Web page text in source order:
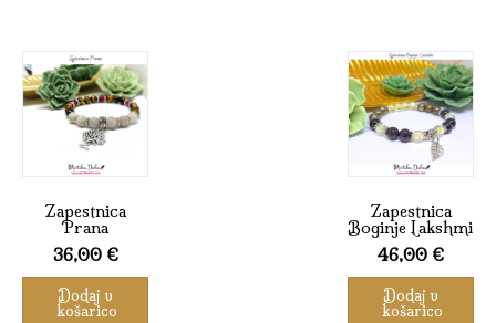
Zapestnica
Prana
36,00 €
Dodaj v
košarico
Zapestnica
Boginje Lakshmi
46,00 €
Dodaj v
košarico